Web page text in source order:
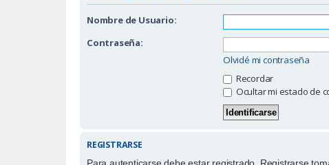
Nombre de Usuario:
Contraseña:
Olvidé mi contraseña
Recordar
Ocultar mi estado de
REGISTRARSE